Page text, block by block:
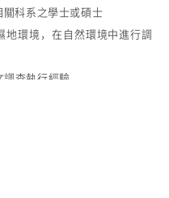
科系之學士或碩士
地環境，在自然環境中進行調
調查執行經驗